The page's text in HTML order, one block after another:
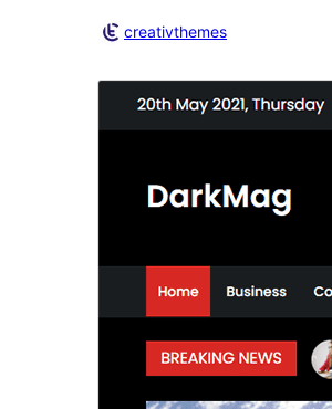
creativthemes